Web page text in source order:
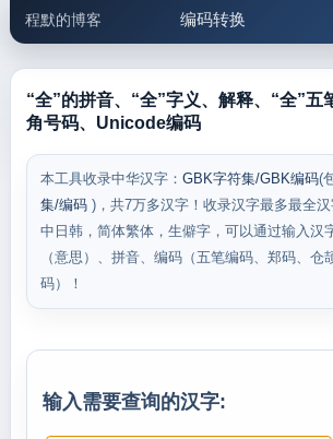
程默的博客 编码转换
邮件工具 生活便民
“全”的拼音、“全”字义、解释、“全”五
角号码、Unicode编码
本工具收录中华汉字： GBK字符集/GBK编码(
集/编码 )，共7万多汉字！收录汉字最多最全
中日韩，简体繁体，生僻字，可以通过输入汉
（意思）、拼音、编码（五笔编码、郑码、仓
码）！
输入需要查询的汉字: